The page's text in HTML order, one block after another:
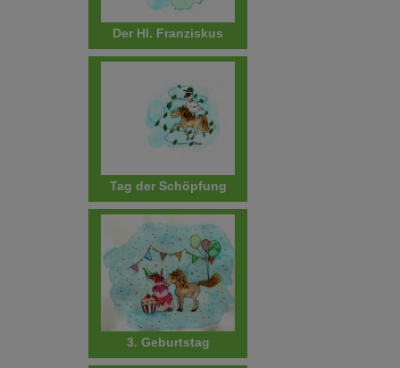
Der Hl. Franziskus
Tag der Schöpfung
3. Geburtstag